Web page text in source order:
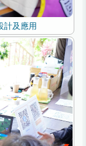
計及應用